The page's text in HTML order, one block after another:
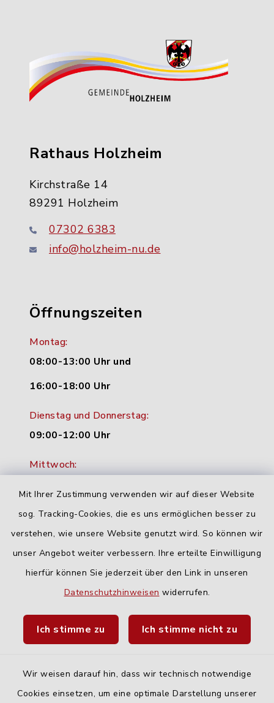
Mit Ihrer Zustimmung verwenden wir auf dieser Website
sog. Tracking-Cookies, die es uns ermöglichen besser zu
verstehen, wie unsere Website genutzt wird. So können wir
unser Angebot weiter verbessern. Ihre erteilte Einwilligung
hierfür können Sie jederzeit über den Link in unseren
Datenschutzhinweisen widerrufen.
Ich stimme zu Ich stimme nicht zu
Wir weisen darauf hin, dass wir technisch notwendige
Cookies einsetzen, um eine optimale Darstellung unserer
Rathaus Holzheim
Kirchstraße 14
89291 Holzheim
07302 6383
info@holzheim-nu.de
Öffnungszeiten
Montag:
08:00-13:00 Uhr und
16:00-18:00 Uhr
Dienstag und Donnerstag:
09:00-12:00 Uhr
Mittwoch:
Freitag:
geschlossen
Quicklinks
Fahrplanauskunft DING